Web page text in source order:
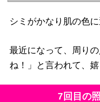
シミがかなり肌の色
最近になって、周り
ね！」と言われて、嬉
7回目の